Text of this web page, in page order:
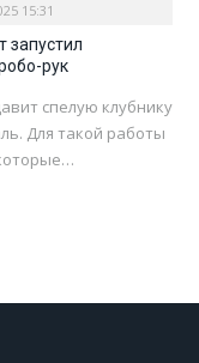
15:31
запустил
рук
спелую клубнику
Для такой работы